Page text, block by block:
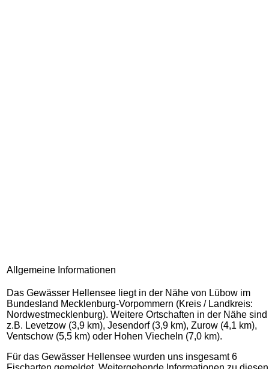
Allgemeine Informationen
Das Gewässer Hellensee liegt in der Nähe von Lübow im
Bundesland Mecklenburg-Vorpommern (Kreis / Landkreis:
Nordwestmecklenburg). Weitere Ortschaften in der Nähe sind
z.B. Levetzow (3,9 km), Jesendorf (3,9 km), Zurow (4,1 km),
Ventschow (5,5 km) oder Hohen Viecheln (7,0 km).
Für das Gewässer Hellensee wurden uns insgesamt 6